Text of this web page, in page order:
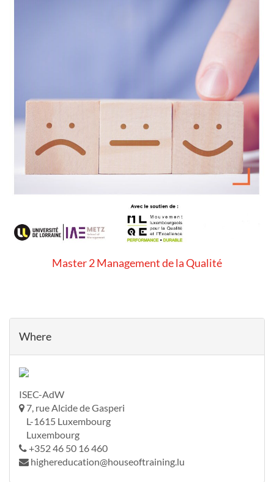
Master 2 Management de la Qualité
Where
ISEC-AdW
7, rue Alcide de Gasperi
L-1615 Luxembourg
Luxembourg
+352 46 50 16 460
highereducation@houseoftraining.lu